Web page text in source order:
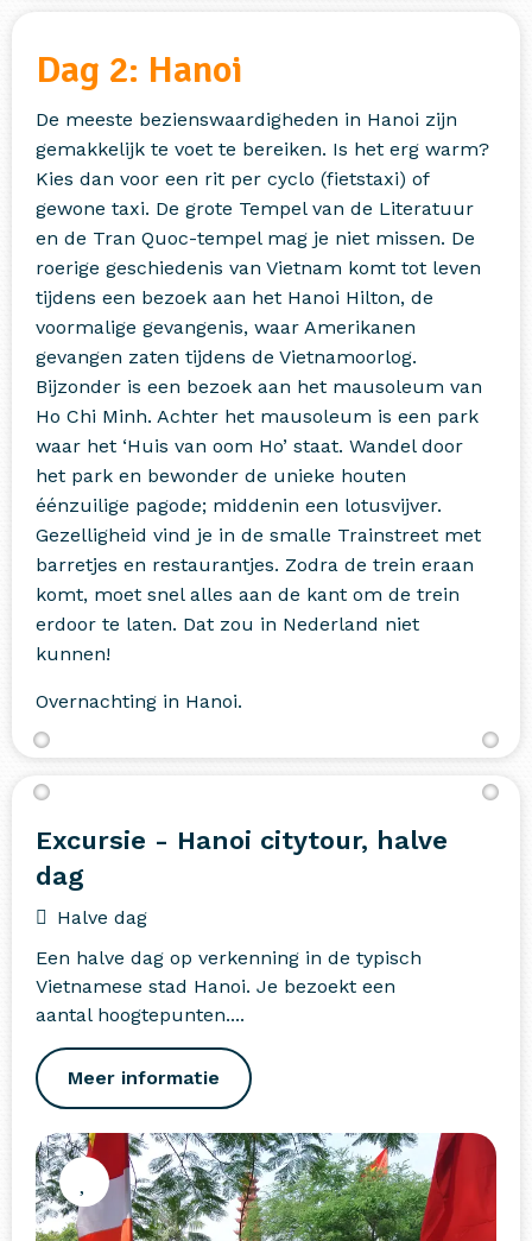
Dag 2: Hanoi
De meeste bezienswaardigheden in Hanoi zijn
gemakkelijk te voet te bereiken. Is het erg warm?
Kies dan voor een rit per cyclo (fietstaxi) of
gewone taxi. De grote Tempel van de Literatuur
en de Tran Quoc-tempel mag je niet missen. De
roerige geschiedenis van Vietnam komt tot leven
tijdens een bezoek aan het Hanoi Hilton, de
voormalige gevangenis, waar Amerikanen
gevangen zaten tijdens de Vietnamoorlog.
Bijzonder is een bezoek aan het mausoleum van
Ho Chi Minh. Achter het mausoleum is een park
waar het ‘Huis van oom Ho’ staat. Wandel door
het park en bewonder de unieke houten
éénzuilige pagode; middenin een lotusvijver.
Gezelligheid vind je in de smalle Trainstreet met
barretjes en restaurantjes. Zodra de trein eraan
komt, moet snel alles aan de kant om de trein
erdoor te laten. Dat zou in Nederland niet
kunnen!
Overnachting in Hanoi.
Excursie - Hanoi citytour, halve
dag
Halve dag
Een halve dag op verkenning in de typisch
Vietnamese stad Hanoi. Je bezoekt een
aantal hoogtepunten....
Meer informatie